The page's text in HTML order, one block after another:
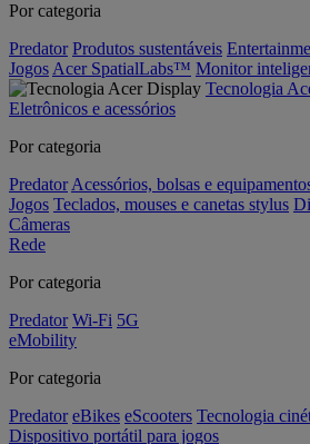
Por categoria
Predator Produtos sustentáveis
Jogos Acer SpatialLabs™ Monitor
Tecnologia
Eletrônicos e acessórios
Por categoria
Predator Acessórios, bolsas e
Jogos Teclados, mouses e canetas stylus
Câmeras
Rede
Por categoria
Predator Wi-Fi 5G
eMobility
Por categoria
Predator eBikes eScooters Tecnologia
Dispositivo portátil para jogos